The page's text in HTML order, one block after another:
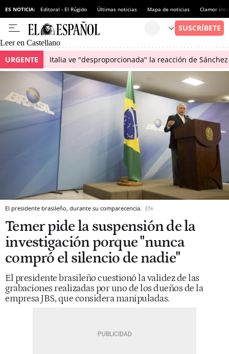
ES NOTICIA: Editoral - El Rúgido Últimas noticias Mapa de noticias Clamor
Leer en Castellano
URGENTE Italia ve "desproporcionada" la reacción de
El presidente brasileño, durante su comparecencia. Efe
Temer pide la suspensión de la
investigación porque "nunca
compró el silencio de nadie"
El presidente brasileño cuestionó la validez de las
grabaciones realizadas por uno de los dueños de la
empresa JBS, que considera manipuladas.